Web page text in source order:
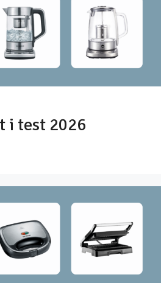
i test 2026